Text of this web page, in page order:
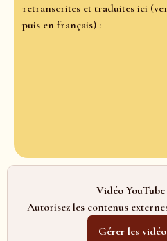
retranscrites et traduites ici
puis en français) :
Vidéo
Autorisez les contenus
Gérer les